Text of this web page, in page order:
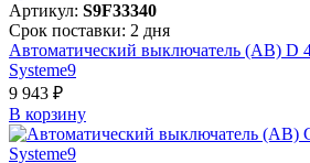
Артикул: S9F33340
Срок поставки: 2 дня
Автоматический выключатель (АВ) D
Systeme9
9 943 ₽
В корзинy